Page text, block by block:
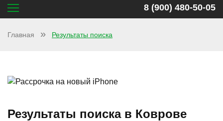
8 (900) 480-50-05
Главная Результаты поиска
Результаты поиска в Коврове